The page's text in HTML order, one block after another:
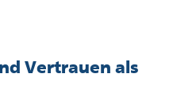
Vertrauen als